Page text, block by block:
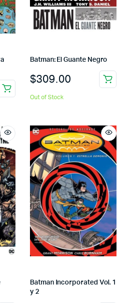
Batman: El Guante Negro
$309.00
Out of Stock
Batman Incorporated Vol. 1
y 2